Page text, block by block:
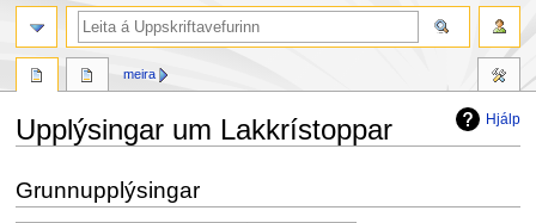
Hjálp
Upplýsingar um Lakkrístoppar
ííGrunnupplýsingar
meira
leit